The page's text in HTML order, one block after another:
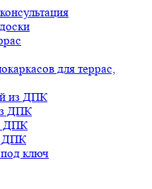
для террас,
из ДПК
ДПК
ДПК
ДПК
ключ